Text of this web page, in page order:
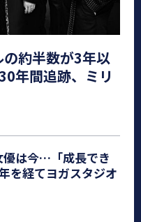
の約半数が3年以
年間追跡、ミリ
優は今…「成長でき
を経てヨガスタジオ